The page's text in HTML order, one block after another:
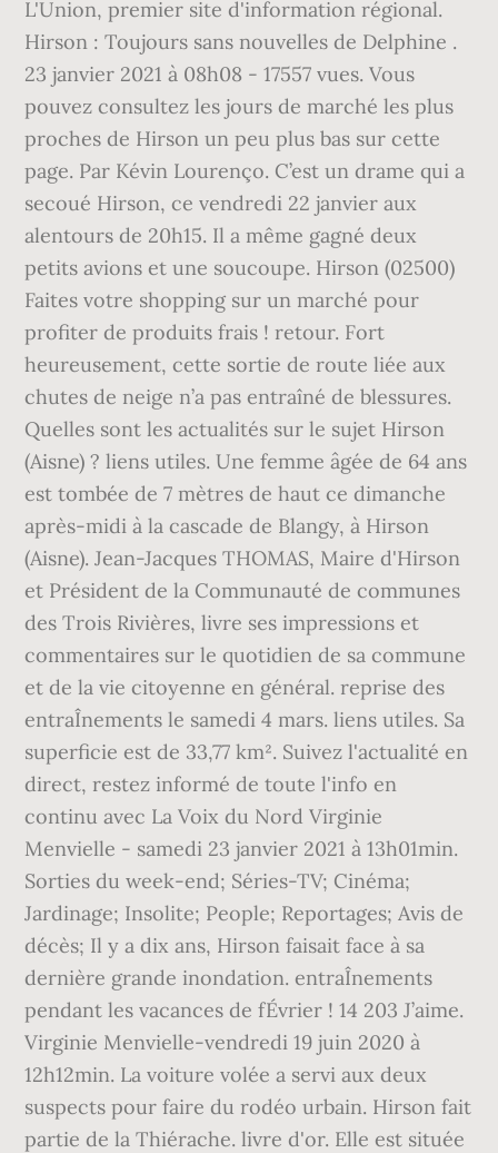
L'Union, premier site d'information régional.
Hirson : Toujours sans nouvelles de Delphine .
23 janvier 2021 à 08h08 - 17557 vues. Vous
pouvez consultez les jours de marché les plus
proches de Hirson un peu plus bas sur cette
page. Par Kévin Lourenço. C’est un drame qui a
secoué Hirson, ce vendredi 22 janvier aux
alentours de 20h15. Il a même gagné deux
petits avions et une soucoupe. Hirson (02500)
Faites votre shopping sur un marché pour
profiter de produits frais ! retour. Fort
heureusement, cette sortie de route liée aux
chutes de neige n’a pas entraîné de blessures.
Quelles sont les actualités sur le sujet Hirson
(Aisne) ? liens utiles. Une femme âgée de 64 ans
est tombée de 7 mètres de haut ce dimanche
après-midi à la cascade de Blangy, à Hirson
(Aisne). Jean-Jacques THOMAS, Maire d'Hirson
et Président de la Communauté de communes
des Trois Rivières, livre ses impressions et
commentaires sur le quotidien de sa commune
et de la vie citoyenne en général. reprise des
entraÎnements le samedi 4 mars. liens utiles. Sa
superficie est de 33,77 km². Suivez l'actualité en
direct, restez informé de toute l'info en
continu avec La Voix du Nord Virginie
Menvielle - samedi 23 janvier 2021 à 13h01min.
Sorties du week-end; Séries-TV; Cinéma;
Jardinage; Insolite; People; Reportages; Avis de
décès; Il y a dix ans, Hirson faisait face à sa
dernière grande inondation. entraÎnements
pendant les vacances de fÉvrier ! 14 203 J’aime.
Virginie Menvielle-vendredi 19 juin 2020 à
12h12min. La voiture volée a servi aux deux
suspects pour faire du rodéo urbain. Hirson fait
partie de la Thiérache. livre d'or. Elle est située